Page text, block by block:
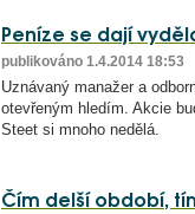
Peníze se dají
publikováno 1.4.2014 18:53
Uznávaný manažer a
otevřeným hledím. Akcie
Steet si mnoho nedělá.
Čím delší období,